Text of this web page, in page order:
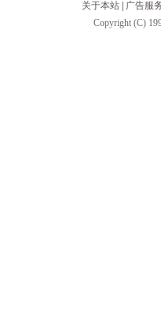
关于本站
广告服
Copyright (C)